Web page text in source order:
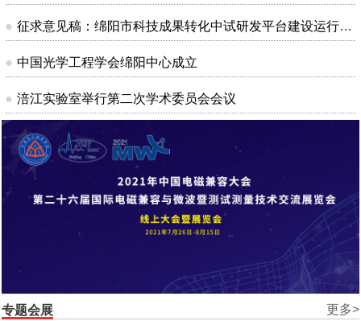
征求意见稿：绵阳市科技成果转化中试研发平台建设运行管理办法（试行）
中国光学工程学会绵阳中心成立
涪江实验室举行第二次学术委员会会议
更多>
专题会展